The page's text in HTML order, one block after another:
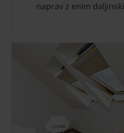
naprav z enim